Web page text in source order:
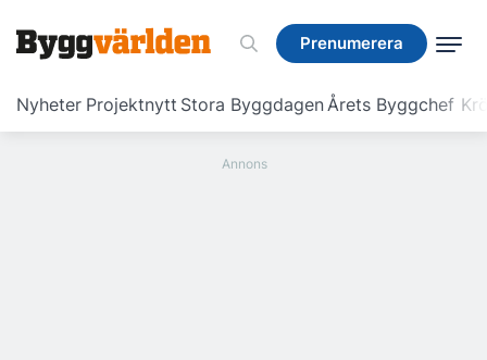
Prenumerera
Nyheter Projektnytt Stora ByggdagenÅrets Byggchef
Prenumerera